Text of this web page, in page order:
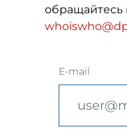
обращайтесь
E-mail